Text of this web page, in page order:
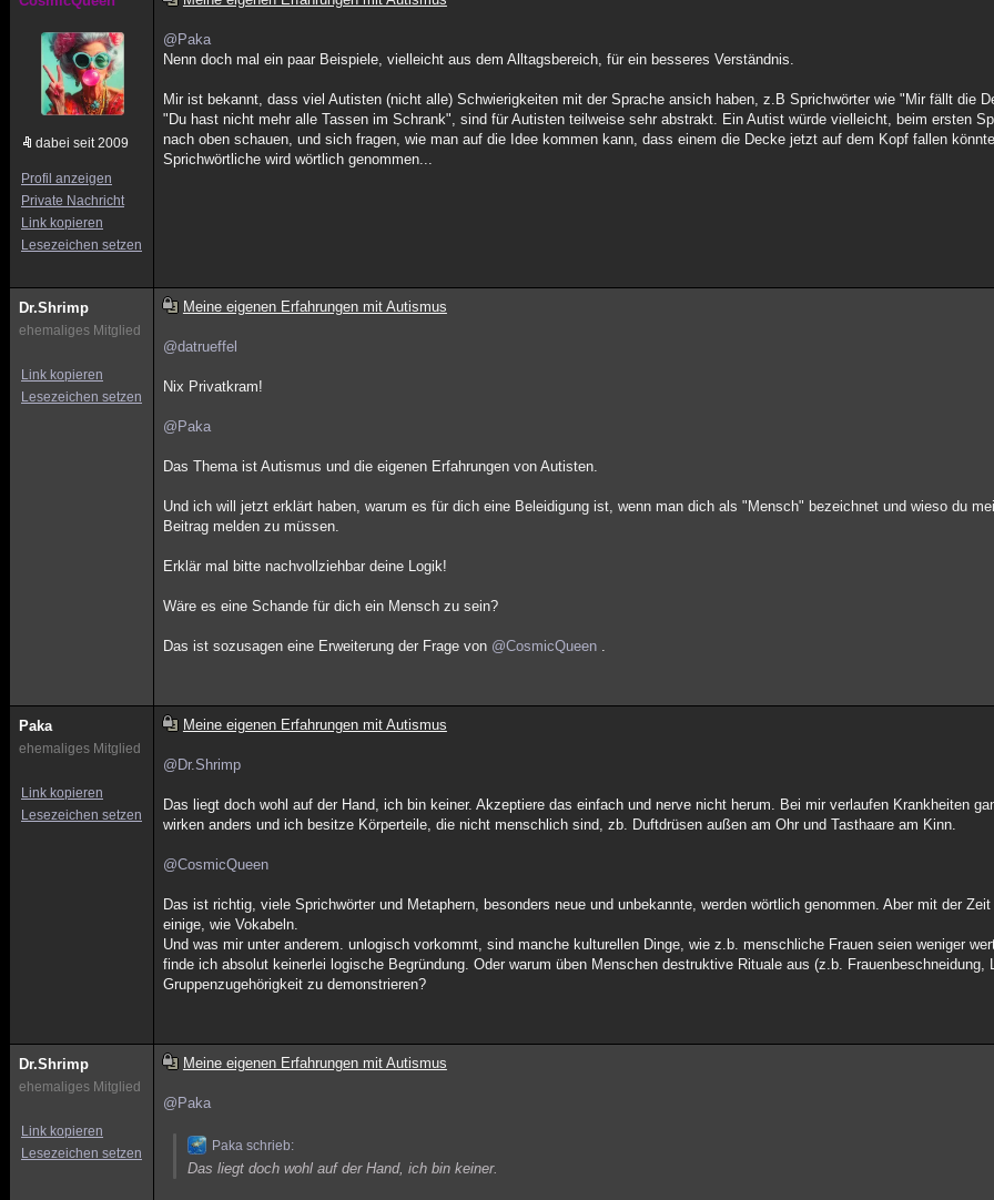
dabei seit 2009
Profil anzeigen
Private Nachricht
Link kopieren
Lesezeichen setzen
@Paka
Nenn doch mal ein paar Beispiele, vielleicht aus dem Alltagsbereich, für ein besseres Verständnis.
Mir ist bekannt, dass viel Autisten (nicht alle) Schwierigkeiten mit der Sprache ansich haben, z.B Sprichwörter wie "Mir fällt die
"Du hast nicht mehr alle Tassen im Schrank", sind für Autisten teilweise sehr abstrakt. Ein Autist würde vielleicht, beim ersten
nach oben schauen, und sich fragen, wie man auf die Idee kommen kann, dass einem die Decke jetzt auf dem Kopf fallen
Sprichwörtliche wird wörtlich genommen...
Dr.Shrimp
ehemaliges Mitglied
Link kopieren
Lesezeichen setzen
Meine eigenen Erfahrungen mit Autismus
@datrueffel
Nix Privatkram!
@Paka
Das Thema ist Autismus und die eigenen Erfahrungen von Autisten.
Und ich will jetzt erklärt haben, warum es für dich eine Beleidigung ist, wenn man dich als "Mensch" bezeichnet und wieso du
Beitrag melden zu müssen.
Erklär mal bitte nachvollziehbar deine Logik!
Wäre es eine Schande für dich ein Mensch zu sein?
Das ist sozusagen eine Erweiterung der Frage von @CosmicQueen .
Paka
ehemaliges Mitglied
Link kopieren
Lesezeichen setzen
Meine eigenen Erfahrungen mit Autismus
@Dr.Shrimp
Das liegt doch wohl auf der Hand, ich bin keiner. Akzeptiere das einfach und nerve nicht herum. Bei mir verlaufen Krankheiten
wirken anders und ich besitze Körperteile, die nicht menschlich sind, zb. Duftdrüsen außen am Ohr und Tasthaare am Kinn.
@CosmicQueen
Das ist richtig, viele Sprichwörter und Metaphern, besonders neue und unbekannte, werden wörtlich genommen. Aber mit der
einige, wie Vokabeln.
Und was mir unter anderem. unlogisch vorkommt, sind manche kulturellen Dinge, wie z.b. menschliche Frauen seien weniger
finde ich absolut keinerlei logische Begründung. Oder warum üben Menschen destruktive Rituale aus (z.b. Frauenbeschneidung,
Gruppenzugehörigkeit zu demonstrieren?
Dr.Shrimp
ehemaliges Mitglied
Link kopieren
Lesezeichen setzen
Meine eigenen Erfahrungen mit Autismus
@Paka
Paka schrieb:
Das liegt doch wohl auf der Hand, ich bin keiner.